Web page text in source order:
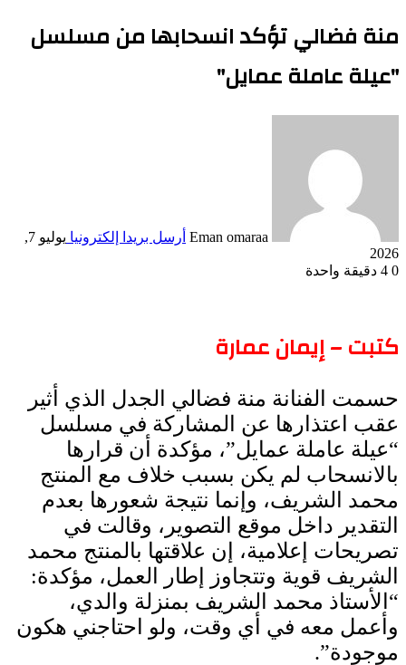
منة فضالي تؤكد انسحابها من مسلسل
"عيلة عاملة عمايل"
Eman omaraa أرسل بريدا إلكترونيا
يوليو 7,
2026
0
دقيقة واحدة
كتبت – إيمان عمارة
حسمت الفنانة منة فضالي الجدل الذي أثير
عقب اعتذارها عن المشاركة في مسلسل
“عيلة عاملة عمايل”، مؤكدة أن قرارها
بالانسحاب لم يكن بسبب خلاف مع المنتج
محمد الشريف، وإنما نتيجة شعورها بعدم
التقدير داخل موقع التصوير، وقالت في
تصريحات إعلامية، إن علاقتها بالمنتج محمد
الشريف قوية وتتجاوز إطار العمل، مؤكدة:
“الأستاذ محمد الشريف بمنزلة والدي،
وأعمل معه في أي وقت، ولو احتاجني هكون
موجودة”.